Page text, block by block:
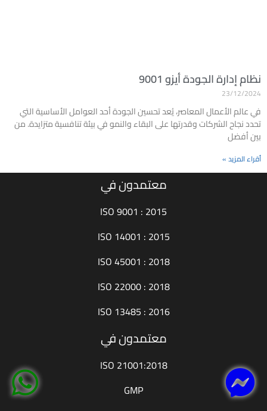
نظام إدارة الجودة أيزو 9001
23/12/2024
في عالم الأعمال المعاصر، يُعد تحسين الجودة أحد العوامل الأساسية التي
تحدد نجاح الشركات وقدرتها على البقاء والنمو في بيئة تنافسية متزايدة. من
بين أفضل
أقراء المزيد »
معتمدون في
ISO 9001 : 2015
ISO 14001 : 2015
ISO 45001 : 2018
ISO 22000 : 2018
ISO 13485 : 2016
معتمدون في
ISO 21001:2018
GMP